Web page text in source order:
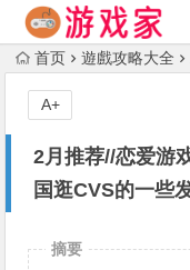
首页 遊戲攻略大全
2月推荐//恋爱游
国逛CVS的一些
A+
摘要